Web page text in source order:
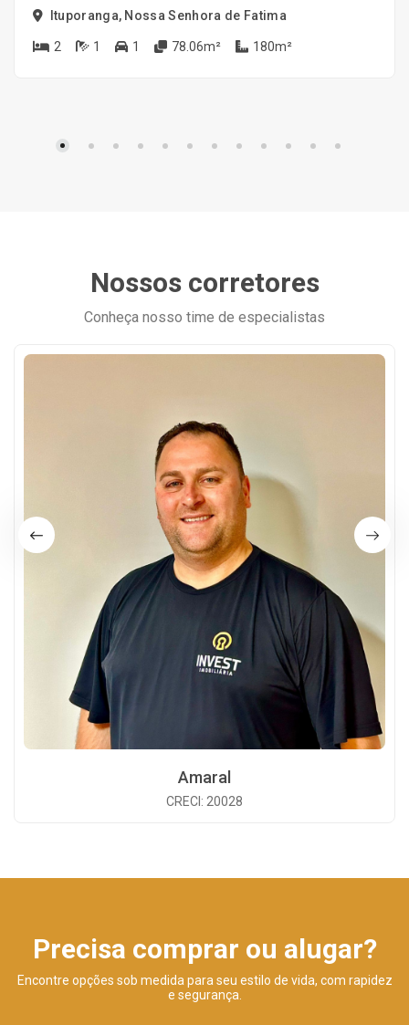
Ituporanga, Nossa Senhora de Fatima
2 1 1 78.06m² 180m²
Nossos corretores
Conheça nosso time de especialistas
Amaral
CRECI: 20028
Precisa comprar ou alugar?
Encontre opções sob medida para seu estilo de vida, com rapidez
e segurança.